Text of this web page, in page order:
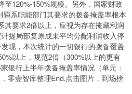
至120%-150%规模。另外，国家财政
羁系职能部门其要求的拨备掩盖率根本
其要求2倍以上，应视为存在掩藏利润
提局部复原成未平均分配利润收入停
现，本次统计的一切银行的拨备覆盖
以上，规范2倍（300%以上的更有
银行上半年拨备掩盖率情况（单元：
零壹智库整理End.点击图片，到场榜